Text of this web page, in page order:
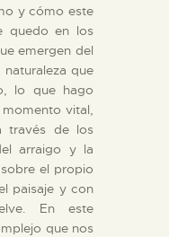
y cómo este
quedo en los
emergen del
que
lo que hago
vital,
través de los
arraigo y la
el propio
paisaje y con
En este
que nos